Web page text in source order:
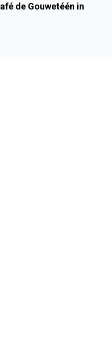
de Gouwetéén in